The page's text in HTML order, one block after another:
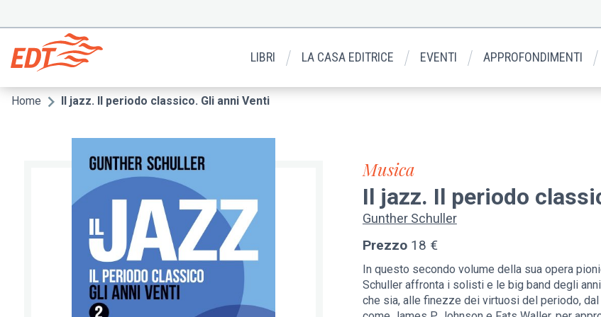
contenuto
principale
Menu
secondario
LIBRI LA CASA EDITRICE EVENTI APPROFONDIMENTI
Briciole
Home Il jazz. Il periodo classico. Gli anni Venti
Musica
Il jazz. Il periodo
Gunther Schuller
Prezzo 18 €
In questo secondo volume della sua opera
Schuller affronta i solisti e le big band degli
che sia, alle finezze dei virtuosi del periodo,